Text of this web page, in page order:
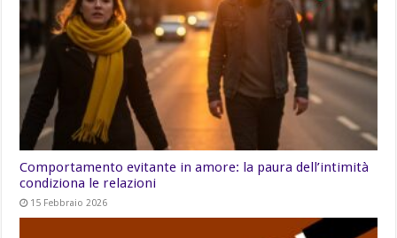
Comportamento evitante in amore: la paura dell’intimità
condiziona le relazioni
15 Febbraio 2026